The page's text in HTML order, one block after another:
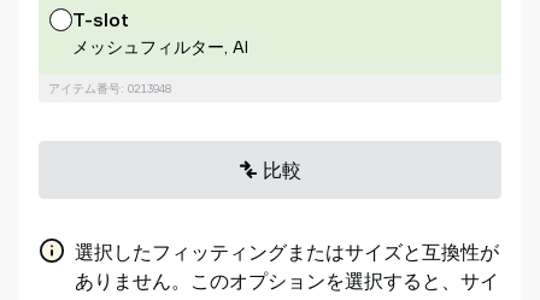
T-slot
メッシュフィルター, Al
アイテム番号: 0213948
比較
選択したフィッティングまたはサイズと互換性が
ありません。このオプションを選択すると、サイ